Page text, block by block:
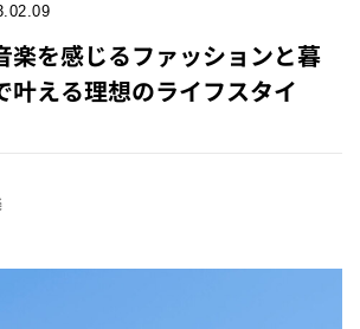
楽を感じるファッションと暮
叶える理想のライフスタイ